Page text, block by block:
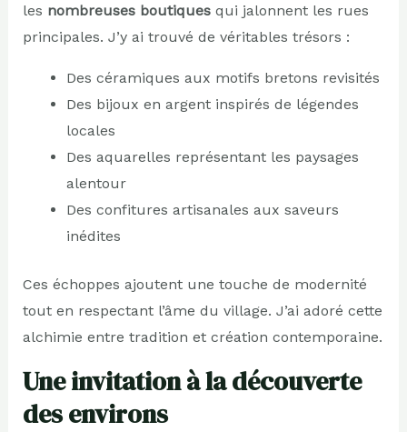
les nombreuses boutiquesqui jalonnent les rues
principales. J’y ai trouvé de véritables trésors :
Des céramiques aux motifs bretons revisités
Des bijoux en argent inspirés de légendes
locales
Des aquarelles représentant les paysages
alentour
Des confitures artisanales aux saveurs
inédites
Ces échoppes ajoutent une touche de modernité
tout en respectant l’âme du village. J’ai adoré cette
alchimie entre tradition et création contemporaine.
Une invitation à la découverte
des environs